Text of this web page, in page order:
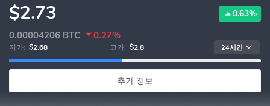
$2.73 0.63%
0.00004206 BTC 0.27%
저가: $2.68 고가: $2.8 24시간
추가 정보